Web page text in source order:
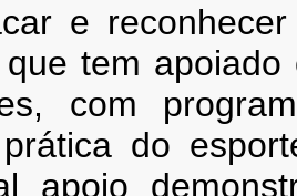
e
tem
com
do
apoio